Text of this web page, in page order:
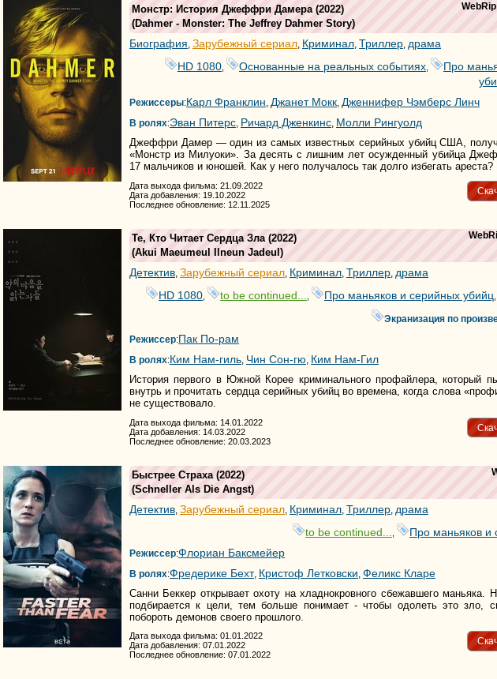
Монстр: История Джеффри Дамера(2022)
(Dahmer - Monster: The Jeffrey Dahmer Story)
Биография, Зарубежный сериал, Криминал, Триллер, драма
HD 1080
Основанные на реальных событиях
Про
Режиссеры:Карл Франклин, Джанет Мокк, Дженнифер Чэмберс Линч
В ролях:Эван Питерс, Ричард Дженкинс, Молли Рингуолд
Джеффри Дамер — один из самых известных серийных убийц США,
«Монстр из Милуоки». За десять с лишним лет осужденный убийца
17 мальчиков и юношей. Как у него получалось так долго избегать ареста?
Дата выхода фильма: 21.09.2022
Дата добавления: 19.10.2022
Последнее обновление: 12.11.2025
Те, Кто Читает Сердца Зла (2022)
(Akui Maeumeul Ilneun Jadeul )
Детектив, Зарубежный сериал, Криминал, Триллер, драма
HD 1080
to be continued... Про маньяков и серийных убийц
Экранизация по
Режиссер:Пак По-рам
В ролях:Ким Нам-гиль, Чин Сон-гю, Ким Нам-Гил
История первого в Южной Корее криминального профайлера, который
внутрь и прочитать сердца серийных убийц во времена, когда слова
не существовало.
Дата выхода фильма: 14.01.2022
Дата добавления: 14.03.2022
Последнее обновление: 20.03.2023
Быстрее Страха (2022)
(Schneller Als Die Angst)
Детектив Зарубежный сериал Криминал Триллер драма
to be continued...
Про маньяков и
Режиссер:Флориан Баксмейер
В ролях:Фредерике Бехт, Кристоф Летковски Феликс Кларе
Санни Беккер открывает охоту на хладнокровного сбежавшего маньяка.
подбирается к цели, тем больше понимает - чтобы одолеть это зло,
побороть демонов своего прошлого.
Дата выхода фильма: 01.01.2022
Дата добавления: 07.01.2022
Последнее обновление: 07.01.2022